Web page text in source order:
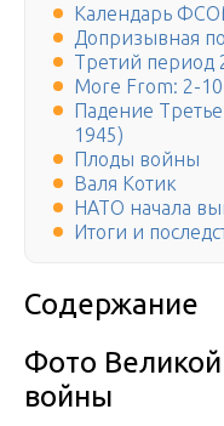
Календарь
Допризывная
Третий
More From: 2-
Падение
1945)
Плоды войны
Валя Котик
НАТО начала
Итоги и
Содержание
Фото
войны